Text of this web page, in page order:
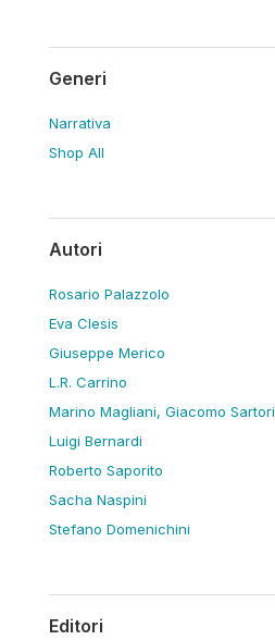
Generi
Narrativa
Shop All
Autori
Rosario Palazzolo
Eva Clesis
Giuseppe Merico
L.R. Carrino
Marino Magliani, Giacomo Sartori
Luigi Bernardi
Roberto Saporito
Sacha Naspini
Stefano Domenichini
Editori